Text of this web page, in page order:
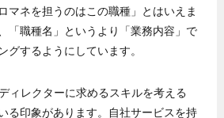
マネを担うのはこの職種」とはいえま
「職種名」というより「業務内容」で
グするようにしています。
ィレクターに求めるスキルを考える
る印象があります。自社サービスを持